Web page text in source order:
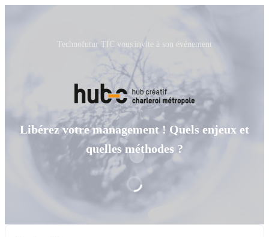
Technofutur TIC vous invite à son événement
Libérez votre management ! Quels enjeux et
quelles méthodes ?